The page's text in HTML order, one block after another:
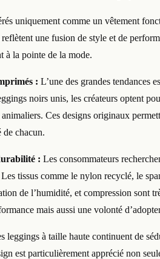
uniquement comme un vêtement
une fusion de style et de
à la pointe de la mode.
: L’une des grandes tendances
noirs unis, les créateurs optent
Ces designs originaux
de chacun.
: Les consommateurs
tissus comme le nylon recyclé, le
de l’humidité, et compression sont
mais aussi une volonté
leggings à taille haute continuent de
est particulièrement apprécié non